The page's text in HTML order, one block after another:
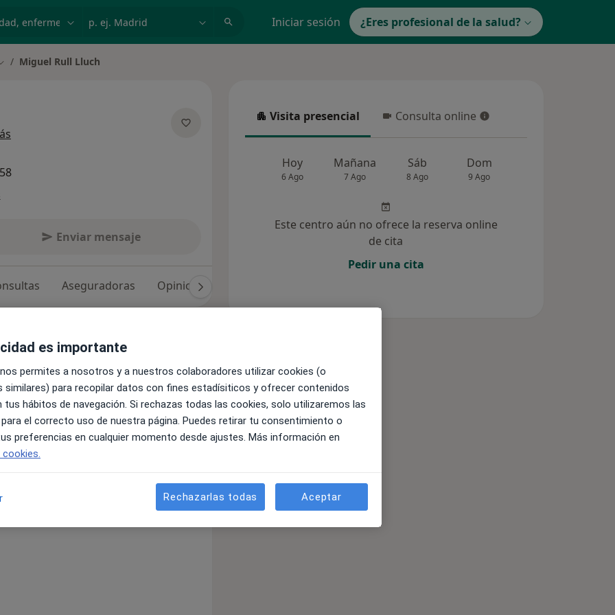
Iniciar sesión ¿Eres profesional de la salud?
de ciudad
Miguel Rull Lluch
Enviar mensaje
Aseguradoras Opiniones (139)
general y del aparato
de experiencia y un profundo
dedicado al estudio y
Familia de Barcelona.
en Medicina en 1976 por la
1981 se especializó en Cirugía
doctoró en Medicina y Cirugía por
por el trabajo de Tesis Doctoral
en el tratamiento quirúrgico de la
en el Hospital Universitari
Visita presencial
Visita presencial Consulta online
Consulta online
Hoy
6 Ago
Mañana
7 Ago
Sáb
8 Ago
Dom
9 Ago
Este centro aún no ofrece la reserva online
de cita
Pedir una cita
es importante
permites a nosotros y a nuestros colaboradores utilizar cookies (o
similares) para recopilar datos con fines estadísiticos y ofrecer contenidos
tus hábitos de navegación. Si rechazas todas las cookies, solo utilizaremos las
el correcto uso de nuestra página. Puedes retirar tu consentimiento o
preferencias en cualquier momento desde ajustes. Más información en
Rechazarlas todas Aceptar